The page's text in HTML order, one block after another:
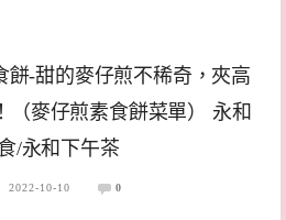
餅-甜的麥仔煎不稀奇，夾高
（麥仔煎素食餅菜單） 永和
/永和下午茶
2022-10-10 0